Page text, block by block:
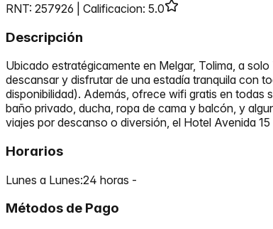
RNT: 257926 | Calificacion: 5.0
Descripción
Ubicado estratégicamente en Melgar, Tolima, a
descansar y disfrutar de una estadía tranquila con
disponibilidad). Además, ofrece wifi gratis en todas
baño privado, ducha, ropa de cama y balcón, y
viajes por descanso o diversión, el Hotel Avenida
Horarios
Lunes a Lunes:24 horas -
Métodos de Pago